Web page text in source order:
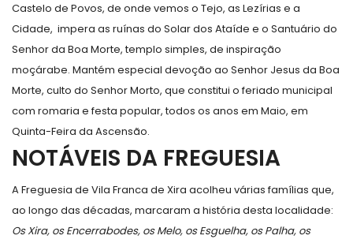
Castelo de Povos, de onde vemos o Tejo, as Lezírias e a
Cidade, impera as ruínas do Solar dos Ataíde e o Santuário do
Senhor da Boa Morte, templo simples, de inspiração
moçárabe. Mantém especial devoção ao Senhor Jesus da Boa
Morte, culto do Senhor Morto, que constitui o feriado municipal
com romaria e festa popular, todos os anos em Maio, em
Quinta-Feira da Ascensão.
NOTÁVEIS DA FREGUESIA
A Freguesia de Vila Franca de Xira acolheu várias famílias que,
ao longo das décadas, marcaram a história desta localidade:
Os Xira, os Encerrabodes, os Melo, os Esguelha, os Palha, os